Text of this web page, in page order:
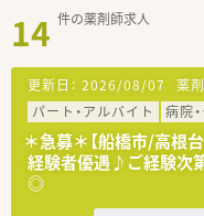
14 件の薬剤師求人
更新日： 2026/08/07 薬
パート・アルバイト
病院
＊急募＊【船橋市/高
経験者優遇♪ご経験次
◎